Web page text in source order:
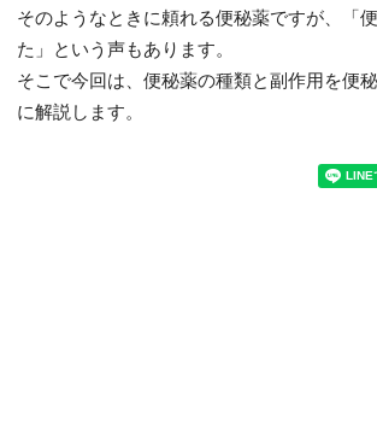
そのようなときに頼れる便秘薬ですが、「
た」という声もあります。
そこで今回は、便秘薬の種類と副作用を便
に解説します。